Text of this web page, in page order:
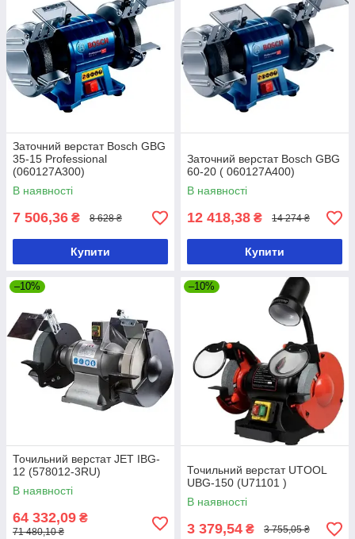
Заточний верстат Bosch GBG
35-15 Professional
(060127A300)
В наявності
7 506,36 ₴ 8 628 ₴
Купити
Заточний верстат Bosch GBG
60-20 ( 060127A400)
В наявності
12 418,38 ₴ 14 274 ₴
Купити
–10%
Точильний верстат JET IBG-
12 (578012-3RU)
В наявності
64 332,09 ₴
71 480,10 ₴
–10%
Точильний верстат UTOOL
UBG-150 (U71101 )
В наявності
3 379,54 ₴ 3 755,05 ₴